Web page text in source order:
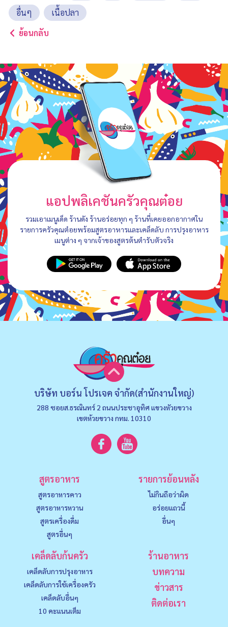
อื่นๆ
เนื้อปลา
ย้อนกลับ
แอปพลิเคชันครัวคุณต๋อย
รวมเอาเมนูเด็ด ร้านดัง ร้านอร่อยทุก ๆ ร้านที่เคยออกอากาศใน
รายการครัวคุณต๋อยพร้อมสูตรอาหารและเคล็ดลับ การปรุงอาหาร
เมนูต่าง ๆ จากเจ้าของสูตรต้นตำรับตัวจริง
บริษัท บอร์น โปรเจค จำกัด(สำนักงานใหญ่)
288 ซอยส.ธรณินทร์ 2 ถนนประชาอุทิศ แขวงหัวยขวาง
เขตห้วยขวาง กทม. 10310
สูตรอาหาร
สูตรอาหารคาว
สูตรอาหารหวาน
สูตรเครื่องดื่ม
สูตรอื่นๆ
รายการย้อนหลัง
ไม่กินถือว่าผิด
อร่อยแถวนี้
อื่นๆ
เคล็ดลับก้นครัว
เคล็ดลับการปรุงอาหาร
เคล็ดลับการใช้เครื่องครัว
เคล็ดลับอื่นๆ
10 คะแนนเต็ม
ร้านอาหาร
บทความ
ข่าวสาร
ติดต่อเรา